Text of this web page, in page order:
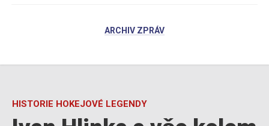
ARCHIV ZPRÁV
HISTORIE HOKEJOVÉ LEGENDY